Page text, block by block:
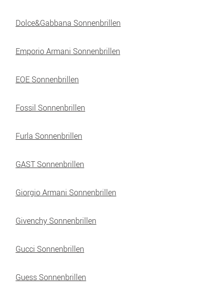
Dolce&Gabbana Sonnenbrillen
Emporio Armani Sonnenbrillen
EOE Sonnenbrillen
Fossil Sonnenbrillen
Furla Sonnenbrillen
GAST Sonnenbrillen
Giorgio Armani Sonnenbrillen
Givenchy Sonnenbrillen
Gucci Sonnenbrillen
Guess Sonnenbrillen